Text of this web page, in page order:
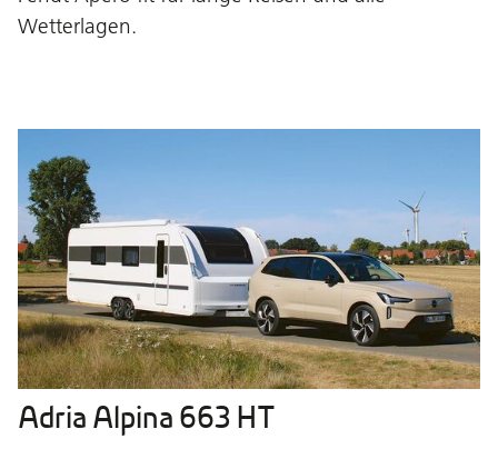
Wetterlagen.
Adria Alpina 663 HT